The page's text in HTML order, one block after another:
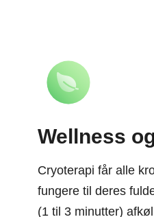
Wellness
Cryoterapi får alle
fungere til deres
(1 til 3 minutter)